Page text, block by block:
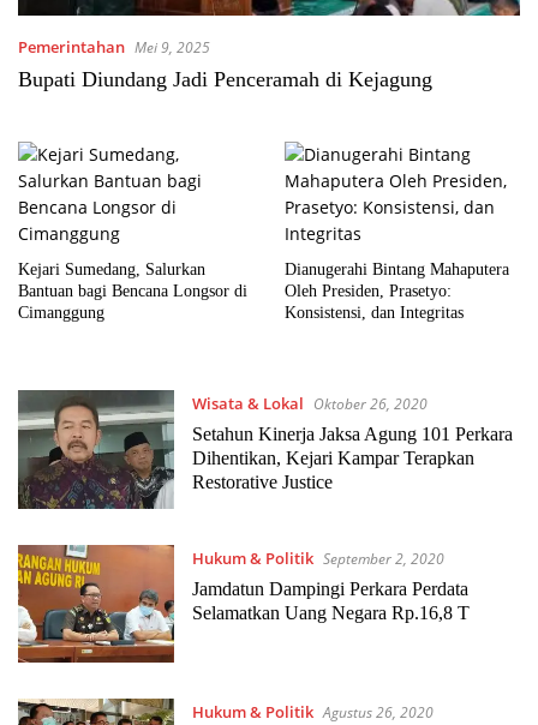
Pemerintahan Mei 9, 2025
Bupati Diundang Jadi Penceramah di Kejagung
Kejari Sumedang, Salurkan
Bantuan bagi Bencana Longsor di
Cimanggung
Dianugerahi Bintang Mahaputera
Oleh Presiden, Prasetyo:
Konsistensi, dan Integritas
Wisata & Lokal Oktober 26, 2020
Setahun Kinerja Jaksa Agung 101 Perkara
Dihentikan, Kejari Kampar Terapkan
Restorative Justice
Hukum & Politik September 2, 2020
Jamdatun Dampingi Perkara Perdata
Selamatkan Uang Negara Rp.16,8 T
Hukum & Politik Agustus 26, 2020